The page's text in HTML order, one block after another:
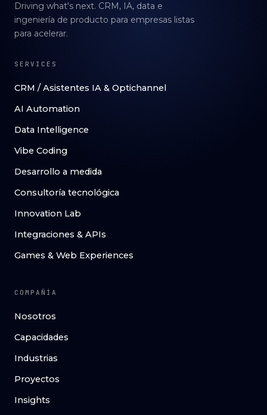
Driving what's next. CRM, IA, data e
ingeniería de producto para empresas listas
para acelerar.
SERVICES
CRM / Asistentes IA & Optichannel
AI Automation
Data Intelligence
Vibe Coding
Desarrollo a medida
Consultoría tecnológica
Innovation Lab
Integraciones & APIs
Games & Web Experiences
COMPAÑÍA
Nosotros
Capacidades
Industrias
Proyectos
Insights